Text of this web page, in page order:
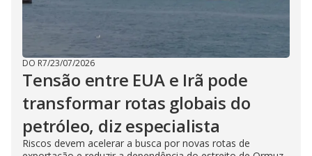
DO R7/23/07/2026
Tensão entre EUA e Irã pode
transformar rotas globais do
petróleo, diz especialista
Riscos devem acelerar a busca por novas rotas de